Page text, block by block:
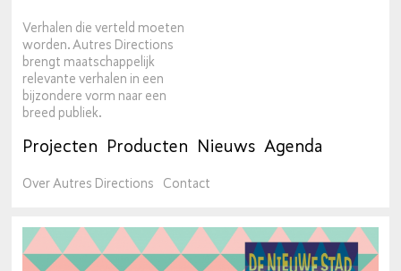
Verhalen die verteld moeten
worden. Autres Directions
brengt maatschappelijk
relevante verhalen in een
bijzondere vorm naar een
breed publiek.
Projecten Producten Nieuws Agenda
Over Autres Directions Contact